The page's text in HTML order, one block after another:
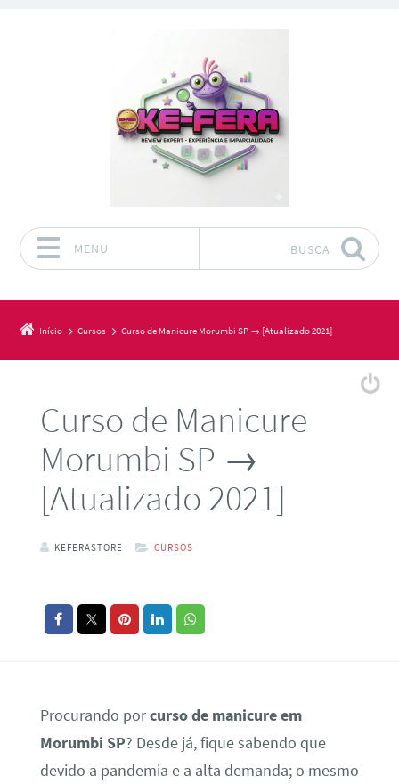
MENU BUSCA
Início Cursos Curso de Manicure Morumbi SP → [Atualizado 2021]
Curso de Manicure
Morumbi SP →
[Atualizado 2021]
KEFERASTORE CURSOS
Procurando porcurso de manicure em
Morumbi SP? Desde já, fique sabendo que
devido a pandemia e a alta demanda; o mesmo